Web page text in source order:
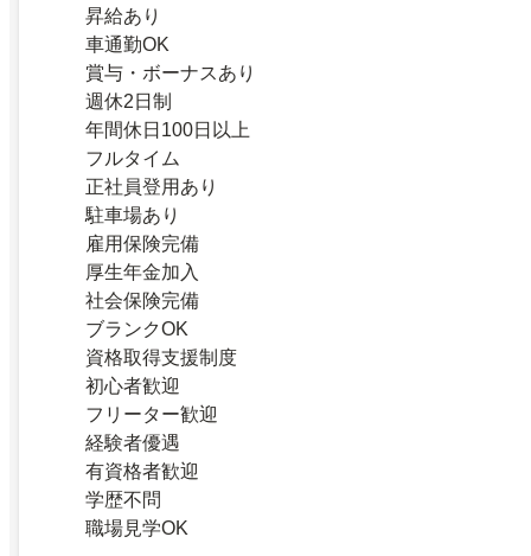
昇給あり
車通勤OK
賞与・ボーナスあり
週休2日制
年間休日100日以上
フルタイム
正社員登用あり
駐車場あり
雇用保険完備
厚生年金加入
社会保険完備
ブランクOK
資格取得支援制度
初心者歓迎
フリーター歓迎
経験者優遇
有資格者歓迎
学歴不問
職場見学OK